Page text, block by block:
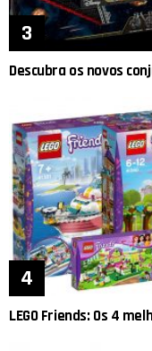
Descubra os novos
LEGO Friends: Os 4